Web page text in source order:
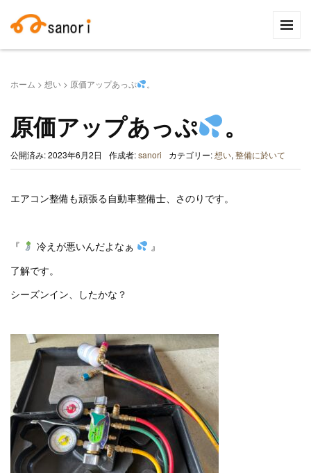
索:
ホーム > 想い > 原価アップあっぷ 。
原価アップあっぷ 。
公開済み: 2023年6月2日 作成者:sanori カテゴリー:想い, 整備に於いて
エアコン整備も頑張る自動車整備士、さのりです。
『 冷えが悪いんだよなぁ
』
了解です。
シーズンイン、したかな？